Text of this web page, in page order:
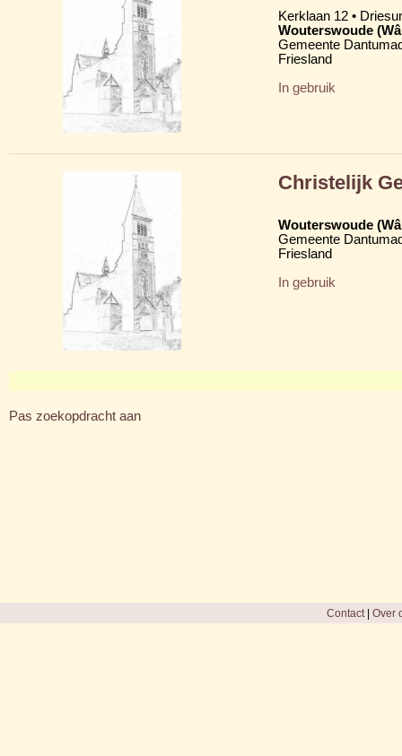
Kerklaan 12 •
Wouterswoude
Gemeente
Friesland
In gebruik
Christelijk
Wouterswoude
Gemeente
Friesland
In gebruik
Pas zoekopdracht aan
Contact| Over